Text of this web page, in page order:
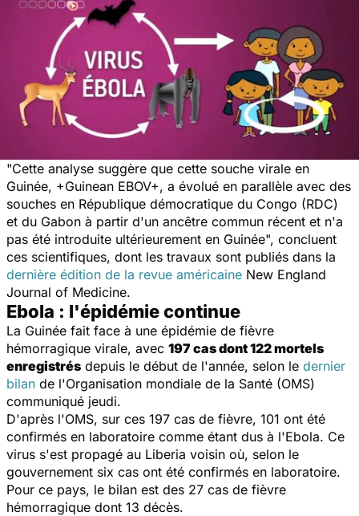
"Cette analyse suggère que cette souche virale en
Guinée, +Guinean EBOV+, a évolué en parallèle avec des
souches en République démocratique du Congo (RDC)
et du Gabon à partir d'un ancêtre commun récent et n'a
pas été introduite ultérieurement en Guinée", concluent
ces scientifiques, dont les travaux sont publiés dans la
dernière édition de la revue américaine New England
Journal of Medicine.
Ebola : l'épidémie continue
La Guinée fait face à une épidémie de fièvre
hémorragique virale, avec 197 cas dont 122 mortels
enregistrés depuis le début de l'année, selon le dernier
bilan de l'Organisation mondiale de la Santé (OMS)
communiqué jeudi.
D'après l'OMS, sur ces 197 cas de fièvre, 101 ont été
confirmés en laboratoire comme étant dus à l'Ebola. Ce
virus s'est propagé au Liberia voisin où, selon le
gouvernement six cas ont été confirmés en laboratoire.
Pour ce pays, le bilan est des 27 cas de fièvre
hémorragique dont 13 décès.